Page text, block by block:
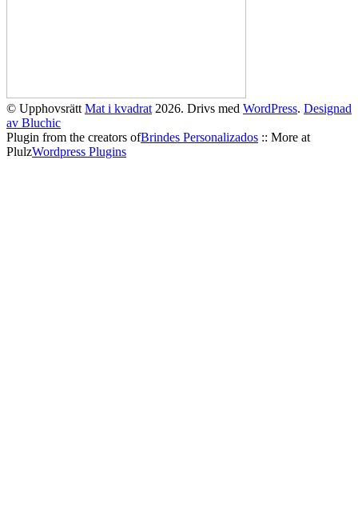
© Upphovsrätt Mat i kvadrat 2026. Drivs med WordPress. Designad
av Bluchic
Plugin from the creators ofBrindes Personalizados :: More at
PlulzWordpress Plugins